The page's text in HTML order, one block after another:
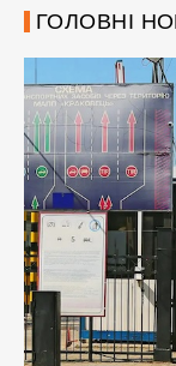
ГОЛОВНІ